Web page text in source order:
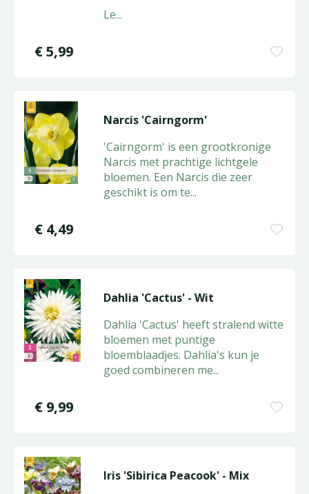
Le...
€5,99
Narcis 'Cairngorm'
'Cairngorm' is een grootkronige
Narcis met prachtige lichtgele
bloemen. Een Narcis die zeer
geschikt is om te...
€ 4,49
Dahlia 'Cactus' - Wit
Dahlia 'Cactus' heeft stralend witte
bloemen met puntige
bloemblaadjes. Dahlia's kun je
goed combineren me...
€ 9,99
Iris 'Sibirica Peacook' - Mix